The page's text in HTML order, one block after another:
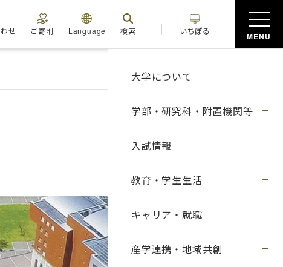
大学について
学部・研究科・附置機関等
入試情報
教育・学生生活
キャリア・就職
産学連携・地域共創
せ ご寄附 Language 検索 いちぽる
MENU